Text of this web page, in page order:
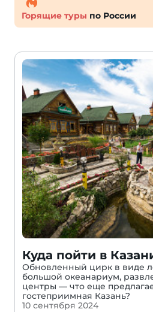
Горящие туры по России
Куда пойти в
Обновленный цирк в виде
большой океанариум,
центры — что еще
гостеприимная Казань?
10 сентября 2024